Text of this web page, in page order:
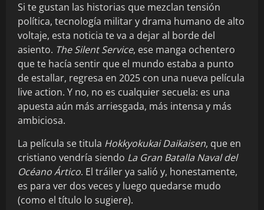
Si te gustan las historias que mezclan tensión
política, tecnología militar y drama humano de alto
voltaje, esta noticia te va a dejar al borde del
asiento. The Silent Service, ese manga ochentero
que te hacía sentir que el mundo estaba a punto
de estallar, regresa en 2025 con una nueva película
live action. Y no, no es cualquier secuela: es una
apuesta aún más arriesgada, más intensa y más
ambiciosa.
La película se titula Hokkyokukai Daikaisen, que en
cristiano vendría siendo La Gran Batalla Naval del
Océano Ártico. El tráiler ya salió y, honestamente,
es para ver dos veces y luego quedarse mudo
(como el título lo sugiere).